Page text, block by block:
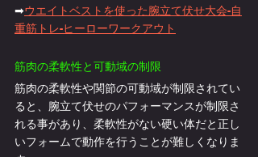
➡ウエイトベストを使った腕立て伏せ大会-自
重筋トレ-ヒーローワークアウト
筋肉の柔軟性と可動域の制限
筋肉の柔軟性や関節の可動域が制限されてい
ると、腕立て伏せのパフォーマンスが制限さ
れる事があり、柔軟性がない硬い体だと正し
いフォームで動作を行うことが難しくなりま